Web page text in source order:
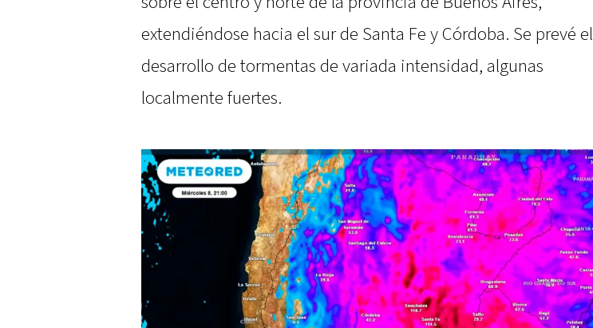
extendiéndose hacia el sur de Santa Fe y Córdoba. Se prevé el
desarrollo de tormentas de variada intensidad, algunas
localmente fuertes.